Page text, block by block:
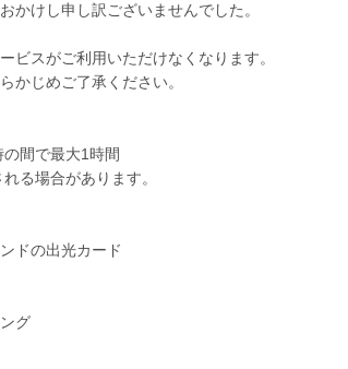
かけし申し訳ございませんでした。
ビスがご利用いただけなくなります。
かじめご了承ください。
間で最大1時間
る場合があります。
ドの出光カード
グ